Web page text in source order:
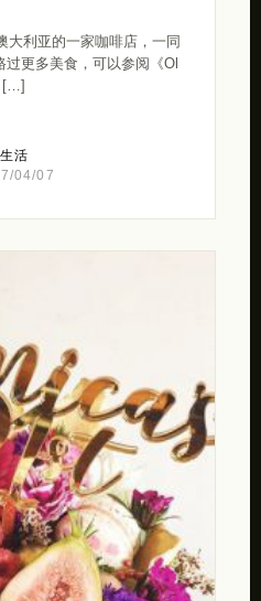
大利亚的一家咖啡店，一同
过更多美食，可以参阅《Ol
[…]
生活
04/07